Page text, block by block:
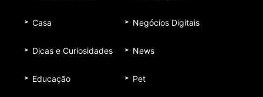
Casa
Dicas e Curiosidades
Educação
Negócios Digitais
News
Pet